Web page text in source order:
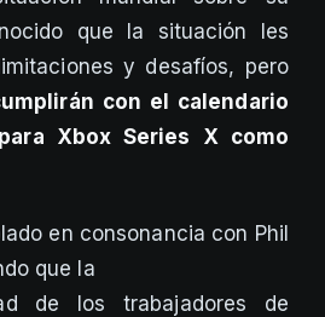
que la situación les
y desafíos, pero
con el calendario
Xbox Series X como
en consonancia con Phil
que la
de los trabajadores de